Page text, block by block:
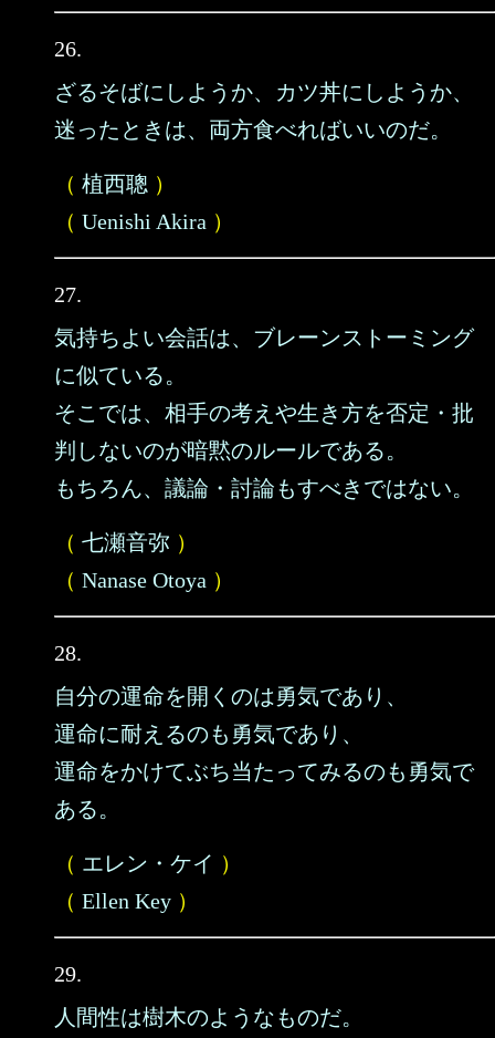
26.
ざるそばにしようか、カツ丼にしようか、
迷ったときは、両方食べればいいのだ。
（ 植西聰 ）
（ Uenishi Akira ）
27.
気持ちよい会話は、ブレーンストーミング
に似ている。
そこでは、相手の考えや生き方を否定・批
判しないのが暗黙のルールである。
もちろん、議論・討論もすべきではない。
（ 七瀬音弥 ）
（ Nanase Otoya ）
28.
自分の運命を開くのは勇気であり、
運命に耐えるのも勇気であり、
運命をかけてぶち当たってみるのも勇気で
ある。
（ エレン・ケイ ）
（ Ellen Key ）
29.
人間性は樹木のようなものだ。